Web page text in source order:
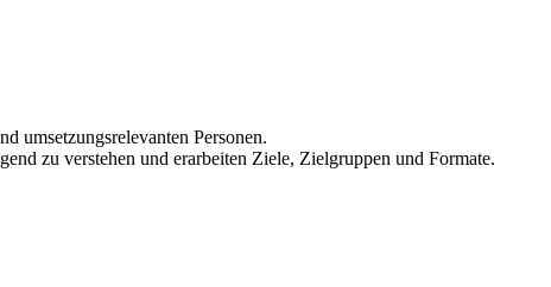
umsetzungsrelevanten Personen.
zu verstehen und erarbeiten Ziele, Zielgruppen und Formate.